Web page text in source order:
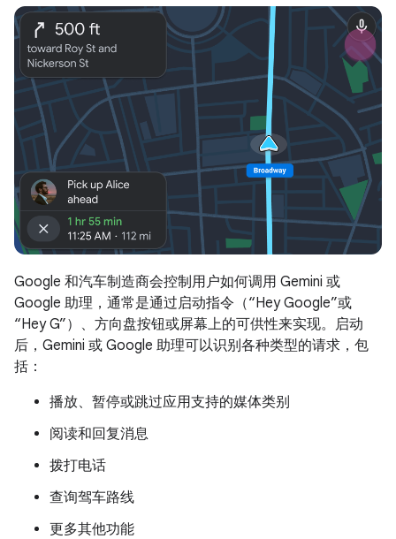
Google 和汽车制造商会控制用户如何调用 Gemini 或
Google 助理，通常是通过启动指令（“Hey Google”或
“Hey G”）、方向盘按钮或屏幕上的可供性来实现。启动
后，Gemini 或 Google 助理可以识别各种类型的请求，包
括：
播放、暂停或跳过应用支持的媒体类别
阅读和回复消息
拨打电话
查询驾车路线
更多其他功能